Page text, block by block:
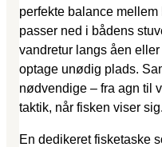
perfekte balance
passer ned i bådens
vandretur langs åen
optage unødig plads.
nødvendige – fra agn til
taktik, når fisken viser sig.
En dedikeret fisketaske